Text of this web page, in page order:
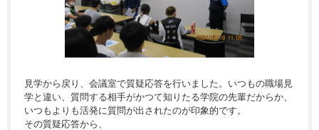
見学から戻り、会議室で質疑応答を行いました。いつもの職場見
学と違い、質問する相手がかつて知りたる学院の先輩だからか、
いつもよりも活発に質問が出されたのが印象的です。
その質疑応答から、